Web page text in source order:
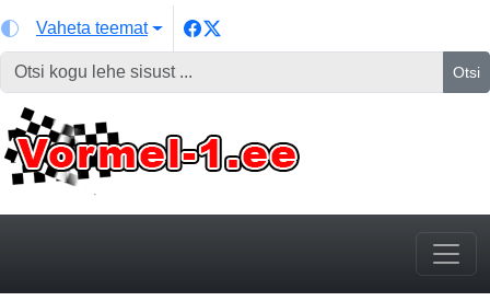
Vaheta teemat
Otsi